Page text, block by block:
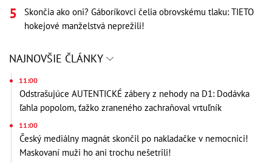
Skončia ako oni? Gáboríkovci čelia obrovskému tlaku: TIETO
hokejové manželstvá neprežili!
NAJNOVŠIE ČLÁNKY
11:00
Odstrašujúce AUTENTICKÉ zábery z nehody na D1: Dodávka
ľahla popolom, ťažko zraneného zachraňoval vrtuľník
11:00
Český mediálny magnát skončil po nakladačke v nemocnici!
Maskovaní muži ho ani trochu nešetrili!